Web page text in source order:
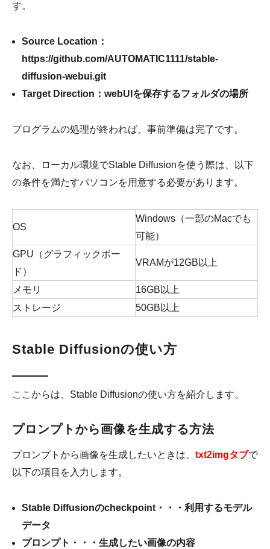
す。
Source Location：
https://github.com/AUTOMATIC1111/stable-
diffusion-webui.git
Target Direction：webUIを保存するフォルダの場所
プログラムの処理が終われば、事前準備は完了です。
なお、ローカル環境でStable Diffusionを使う際は、以下
の条件を満たすパソコンを用意する必要があります。
OS
Windows（一部のMacでも
可能）
GPU（グラフィックボー
ド）
VRAMが12GB以上
メモリ
16GB以上
ストレージ
50GB以上
Stable Diffusionの使い方
ここからは、Stable Diffusionの使い方を紹介します。
プロンプトから画像を生成する方法
プロンプトから画像を生成したいときは、 txt2imgタブで
以下の項目を入力します。
Stable Diffusionのcheckpoint・・・利用するモデル
データ
プロンプト・・・生成したい画像の内容